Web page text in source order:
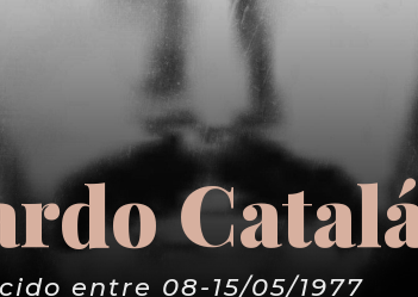
entre 08-15/05/1977